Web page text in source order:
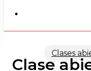
Clases
Clase